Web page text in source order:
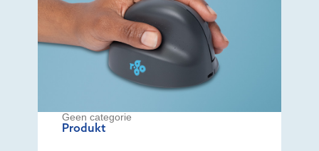
Geen categorie
Produkt